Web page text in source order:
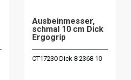
Ausbeinmesser,
schmal 10 cm Dick
Ergogrip
CT17230 Dick 8 2368 10